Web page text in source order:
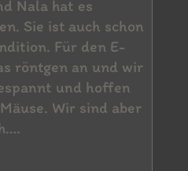
Nala hat es
Sie ist auch schon
Für den E-
röntgen an und wir
und hoffen
Wir sind aber